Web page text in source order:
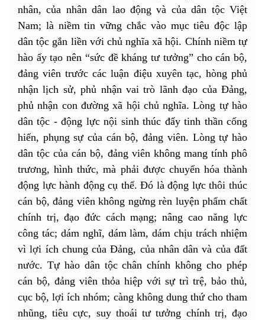
nhân, của nhân dân lao động và của dân tộc Việt
Nam; là niềm tin vững chắc vào mục tiêu độc lập
dân tộc gắn liền với chủ nghĩa xã hội. Chính niềm tự
hào ấy tạo nên “sức đề kháng tư tưởng” cho cán bộ,
đảng viên trước các luận điệu xuyên tạc, hòng phủ
nhận lịch sử, phủ nhận vai trò lãnh đạo của Đảng,
phủ nhận con đường xã hội chủ nghĩa. Lòng tự hào
dân tộc - động lực nội sinh thúc đẩy tinh thần cống
hiến, phụng sự của cán bộ, đảng viên. Lòng tự hào
dân tộc của cán bộ, đảng viên không mang tính phô
trương, hình thức, mà phải được chuyển hóa thành
động lực hành động cụ thể. Đó là động lực thôi thúc
cán bộ, đảng viên không ngừng rèn luyện phẩm chất
chính trị, đạo đức cách mạng; nâng cao năng lực
công tác; dám nghĩ, dám làm, dám chịu trách nhiệm
vì lợi ích chung của Đảng, của nhân dân và của đất
nước. Tự hào dân tộc chân chính không cho phép
cán bộ, đảng viên thỏa hiệp với sự trì trệ, bảo thủ,
cục bộ, lợi ích nhóm; càng không dung thứ cho tham
nhũng, tiêu cực, suy thoái tư tưởng chính trị, đạo